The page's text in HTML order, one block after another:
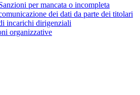
per mancata o incompleta
dei dati da parte dei titolari
incarichi dirigenziali
organizzative